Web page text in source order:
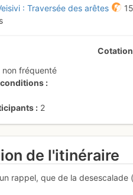
: Traversée des arêtes
non fréquenté
2
de l'itinéraire
rappel, que de la